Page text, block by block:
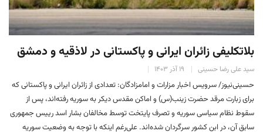
بلاتکلیفی زائران ایرانی و پاکستانی در لاذقیه و دمشق
سید علی رضا حسینی ۱۹ آذر ۱۴۰۳
حسینی‌نیوز/ سرویس اخبار مزارات و امامزادگان: تعدادی از زائران ایرانی و پاکستانی که
برای زبارت مرقد حضرت زینب(س) و اماکن مقدس دیکر به سوریه رفته‌اند، پس از
سقوط نظام سیاسی سوریه و تصرف پایتخت توسط مخالفان بشار اسد رییس جمهوری
سابق آن، در ابن کشور سرگردان شده‌اند. علی‌رغم اینکه با توجه به وضعیت سوریه